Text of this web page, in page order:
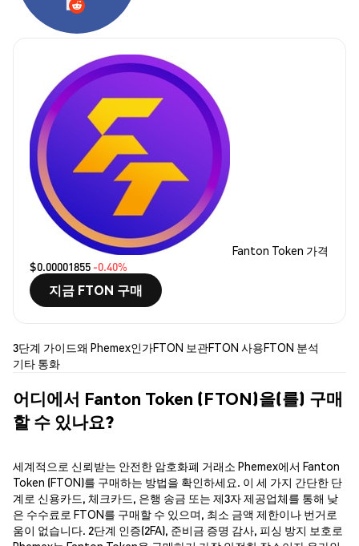
Fanton Token 가격
$0.00001855 -0.40%
지금 FTON 구매
3단계 가이드왜 Phemex인가FTON 보관FTON 사용FTON 분석
기타 통화
어디에서 Fanton Token (FTON)을(를) 구매
할 수 있나요?
세계적으로 신뢰받는 안전한 암호화폐 거래소 Phemex에서 Fanton
Token (FTON)를 구매하는 방법을 확인하세요. 이 세 가지 간단한 단
계로 신용카드, 체크카드, 은행 송금 또는 제3자 제공업체를 통해 낮
은 수수료로 FTON를 구매할 수 있으며, 최소 금액 제한이나 번거로
움이 없습니다. 2단계 인증(2FA), 준비금 증명 감사, 피싱 방지 보호로